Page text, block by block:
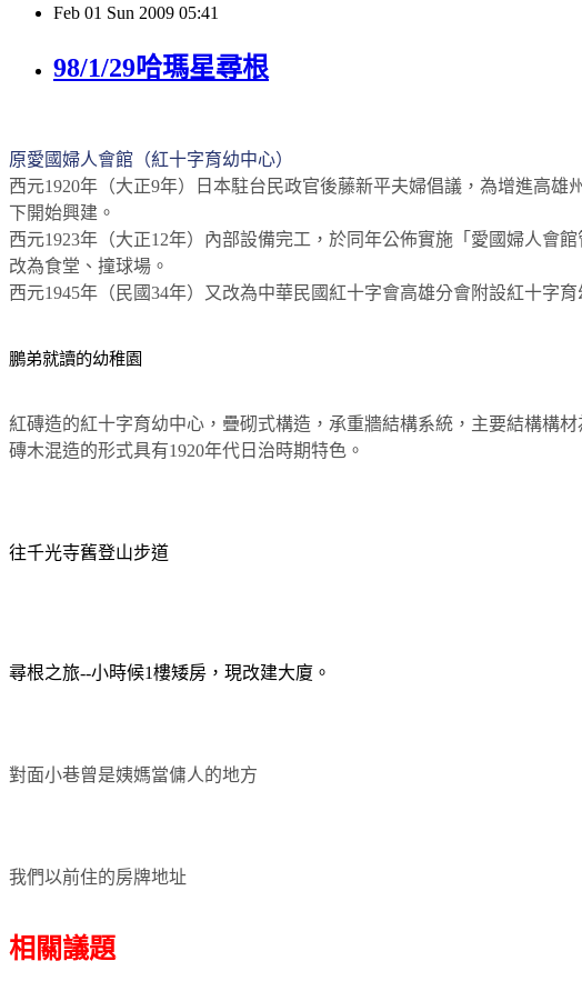
Feb 01 Sun 2009 05:41
98/1/29哈瑪星尋根
原愛國婦人會館（紅十字育幼中心）
西元1920年（大正9年）日本駐台民政官後藤新平夫婦倡議，為增進高雄
下開始興建。
西元1923年（大正12年）內部設備完工，於同年公佈實施「愛國婦人會
改為食堂、撞球場。
西元1945年（民國34年）又改為中華民國紅十字會高雄分會附設紅十字育
鵬弟就讀的幼稚園
紅磚造的紅十字育幼中心，疊砌式構造，承重牆結構系統，主要結構構
磚木混造的形式具有1920年代日治時期特色。
往千光寺舊登山步道
尋根之旅--小時候1樓矮房，現改建大廈。
對面小巷曾是姨媽當傭人的地方
我們以前住的房牌地址
相關議題